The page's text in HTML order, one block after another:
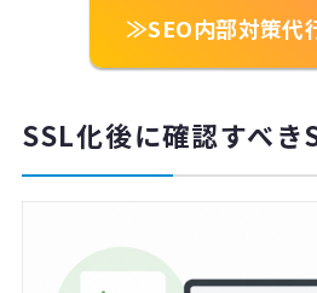
≫SEO内部対策代
SSL化後に確認すべき